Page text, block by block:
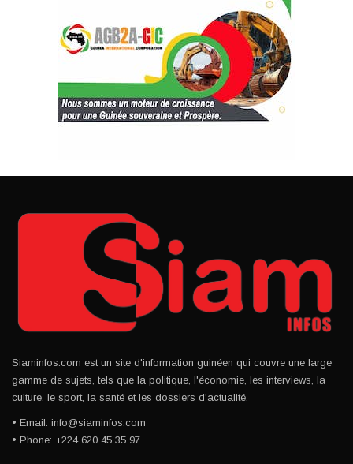
Siaminfos.com est un site d'information guinéen qui couvre une large
gamme de sujets, tels que la politique, l'économie, les interviews, la
culture, le sport, la santé et les dossiers d'actualité.
• Email: info@siaminfos.com
• Phone: +224 620 45 35 97